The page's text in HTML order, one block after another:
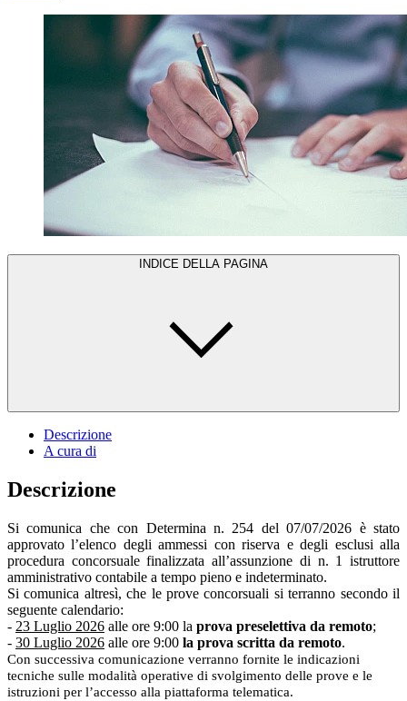
INDICE DELLA PAGINA
Descrizione
A cura di
Descrizione
Si comunica che con Determina n. 254 del 07/07/2026 è stato
approvato l’elenco degli ammessi con riserva e degli esclusi alla
procedura concorsuale finalizzata all’assunzione di n. 1 istruttore
amministrativo contabile a tempo pieno e indeterminato.
Si comunica altresì, che le prove concorsuali si terranno secondo il
seguente calendario:
- 23 Luglio 2026 alle ore 9:00 la prova preselettiva da remoto;
- 30 Luglio 2026 alle ore 9:00 la prova scritta da remoto.
Con successiva comunicazione verranno fornite le indicazioni
tecniche sulle modalità operative di svolgimento delle prove e le
istruzioni per l’accesso alla piattaforma telematica.